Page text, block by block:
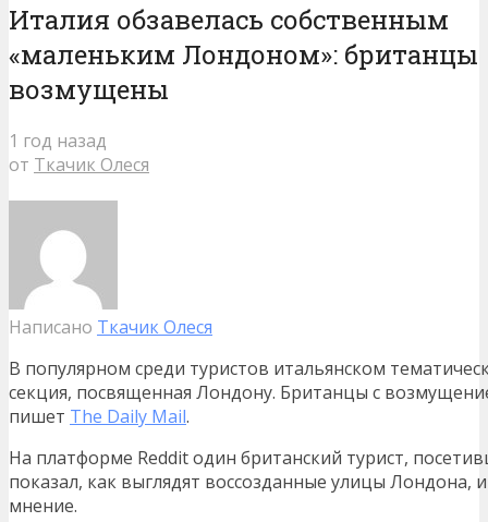
Италия обзавелась собственным
«маленьким Лондоном»: британцы
возмущены
1 год назад
от Ткачик Олеся
Написано Ткачик Олеся
В популярном среди туристов итальянском
секция, посвященная Лондону. Британцы с
пишет The Daily Mail.
На платформе Reddit один британский турист,
показал, как выглядят воссозданные улицы Лондона,
мнение.